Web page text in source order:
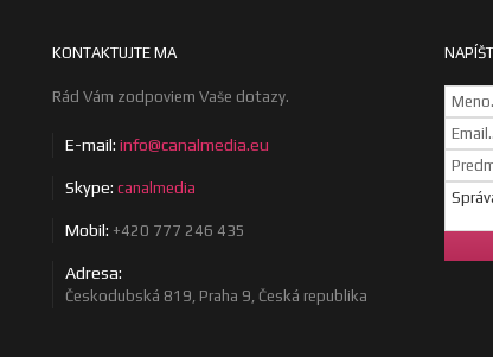
KONTAKTUJTE MA
Rád Vám zodpoviem Vaše dotazy.
E-mail: info@canalmedia.eu
Skype: canalmedia
Mobil: +420 777 246 435
Adresa:
Českodubská 819, Praha 9, Česká republika